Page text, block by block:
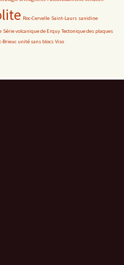
Roc-Cervelle Saint-Laurs sanidine
Série volcanique de Erquy Tectonique des plaques
Brieuc unité sans blocs Viso